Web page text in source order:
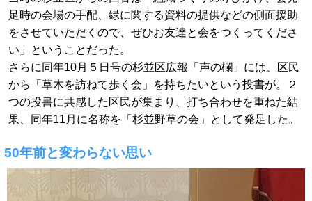
足時の会場の手配、緑に関する資料の提供などの側面援助
をさせていただくので、ぜひお友達と会をつくってくださ
い」ということだった。
さらに同年10月５日号の杉並区広報「声の欄」には、区民
から「草木を訪ねて歩く会」を持ちたいという投書が。２
つの投書に共感した区民が集まり、打ち合わせを重ねた結
果、同年11月に名称を「杉並野草の会」として発足した。
50年前と変わらない思い